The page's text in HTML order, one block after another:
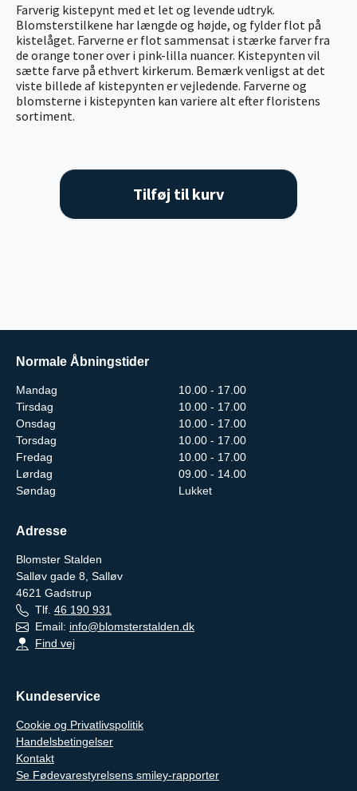
Farverig kistepynt med et let og levende udtryk.
Blomsterstilkene har længde og højde, og fylder flot på
kistelåget. Farverne er flot sammensat i stærke farver fra
de orange toner over i pink-lilla nuancer. Kistepynten vil
sætte farve på ethvert kirkerum. Bemærk venligst at det
viste billede af kistepynten er vejledende. Farverne og
blomsterne i kistepynten kan variere alt efter floristens
sortiment.
Tilføj til kurv
Normale Åbningstider
Mandag
10.00 - 17.00
Tirsdag
10.00 - 17.00
Onsdag
10.00 - 17.00
Torsdag
10.00 - 17.00
Fredag
10.00 - 17.00
Lørdag
09.00 - 14.00
Søndag
Lukket
Adresse
Blomster Stalden
Salløv gade 8, Salløv
4621 Gadstrup
Tlf. 46 190 931
Email: info@blomsterstalden.dk
Find vej
Kundeservice
Cookie og Privatlivspolitik
Handelsbetingelser
Kontakt
Se Fødevarestyrelsens smiley-rapporter